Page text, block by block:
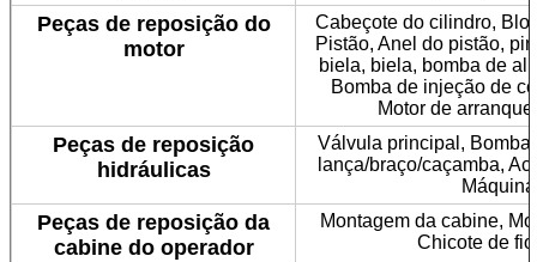
Peças de reposição do
motor
Cabeçote do cilindro,
Pistão, Anel do pistão,
biela, biela, bomba de
Bomba de injeção de
Motor de
Peças de reposição
hidráulicas
Válvula principal,
lança/braço/caçamba,
Peças de reposição da
cabine do operador
Montagem da cabine,
Chicote de